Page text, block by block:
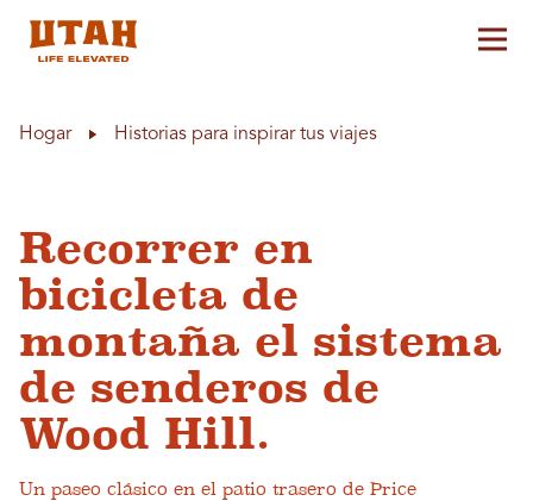
Hogar Historias para inspirar tus viajes
Recorrer en
bicicleta de
montaña el sistema
de senderos de
Wood Hill.
Un paseo clásico en el patio trasero de Price